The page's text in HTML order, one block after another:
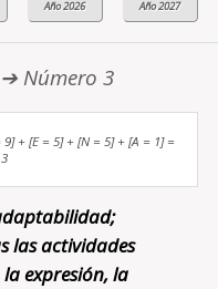
Número 3
+ [E = 5] + [N = 5] + [A = 1] =
las actividades
expresión, la